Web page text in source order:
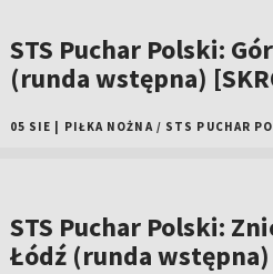
STS Puchar Polski:
(runda wstępna)
05 SIE PIŁKA NOŻNA / STS PUCHAR
STS Puchar Polski:
Łódź (runda wstępna)